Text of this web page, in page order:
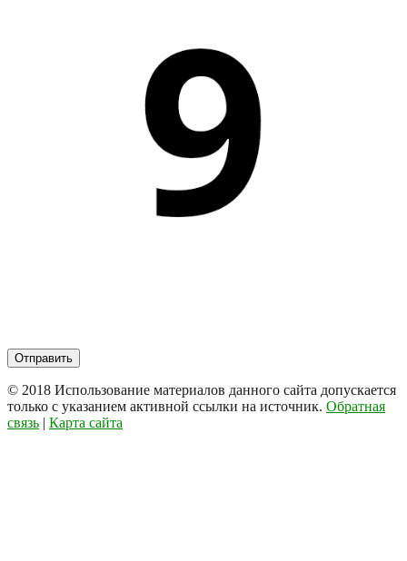
© 2018 Использование материалов данного сайта допускается
только с указанием активной ссылки на источник. Обратная
связь | Карта сайта